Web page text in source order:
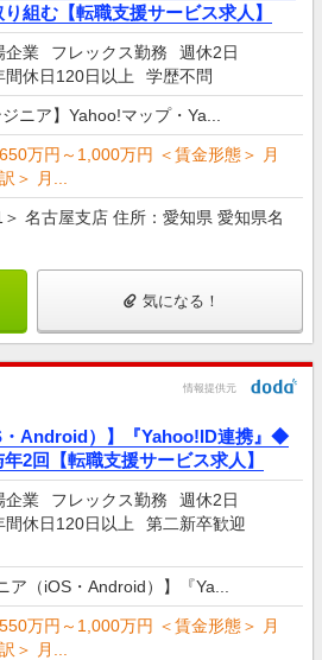
組む【転職支援サービス求人】
企業 フレックス勤務
週休2日
間休日120日以上 学歴不問
ニア】Yahoo!マップ・Ya...
万円～1,000万円 ＜賃金形態＞ 月
＞ 月...
＞ 名古屋支店 住所：愛知県 愛知県名
気になる！
情報提供元
・Android）】『Yahoo!ID連携』◆
2回【転職支援サービス求人】
企業 フレックス勤務
週休2日
間休日120日以上
第二新卒歓迎
ア（iOS・Android）】『Ya...
万円～1,000万円 ＜賃金形態＞ 月
＞ 月...